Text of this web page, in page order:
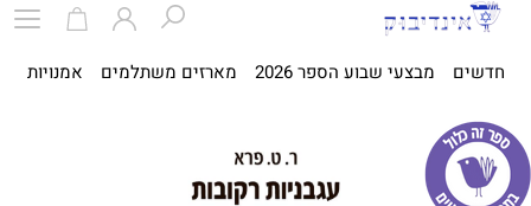
חדשים מבצעי שבוע הספר 2026 מארזים משתלמים אמנויות